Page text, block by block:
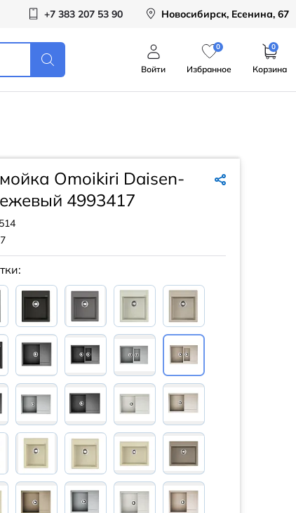
+7 383 207 53 90 Новосибирск, Есенина, 67
Войти
0
Избранное
0
Корзина
Omoikiri Daisen-
4993417